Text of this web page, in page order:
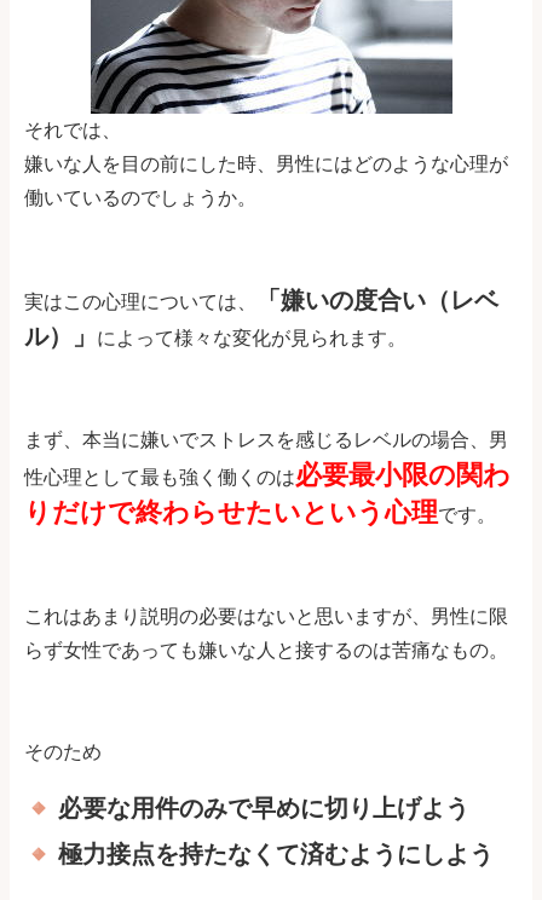
それでは、
嫌いな人を目の前にした時、男性にはどのような心理が
働いているのでしょうか。
実はこの心理については、
「嫌いの度合い（レベ
ル）」
によって様々な変化が見られます。
まず、本当に嫌いでストレスを感じるレベルの場合、男
性心理として最も強く働くのは必要最小限の関わ
りだけで終わらせたいという心理です。
これはあまり説明の必要はないと思いますが、男性に限
らず女性であっても嫌いな人と接するのは苦痛なもの。
そのため
必要な用件のみで早めに切り上げよう
極力接点を持たなくて済むようにしよう